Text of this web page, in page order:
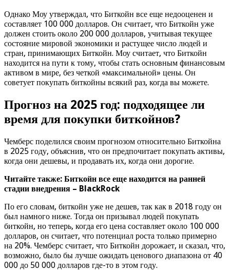
Однако Моу утверждал, что Биткойн все еще недооценен и
составляет 100 000 долларов. Он считает, что Биткойн уже
должен стоить около 200 000 долларов, учитывая текущее
состояние мировой экономики и растущее число людей и
стран, принимающих Биткойн. Моу считает, что Биткойн
находится на пути к тому, чтобы стать основным финансовым
активом в мире, без четкой «максимальной» цены. Он
советует покупать биткойны всякий раз, когда вы можете.
Прогноз на 2025 год: подходящее ли
время для покупки биткойнов?
Чемберс поделился своим прогнозом относительно Биткойна
в 2025 году, объяснив, что он предпочитает покупать активы,
когда они дешевы, и продавать их, когда они дорогие.
Читайте также: Биткойн все еще находится на ранней
стадии внедрения – BlackRock
По его словам, биткойн уже не дешев, так как в 2018 году он
был намного ниже. Тогда он призывал людей покупать
биткойн, но теперь, когда его цена составляет около 100 000
долларов, он считает, что потенциал роста только примерно
на 20%. Чемберс считает, что Биткойн дорожает, и сказал, что,
возможно, было бы лучше ожидать ценового диапазона от 40
000 до 50 000 долларов где-то в этом году.